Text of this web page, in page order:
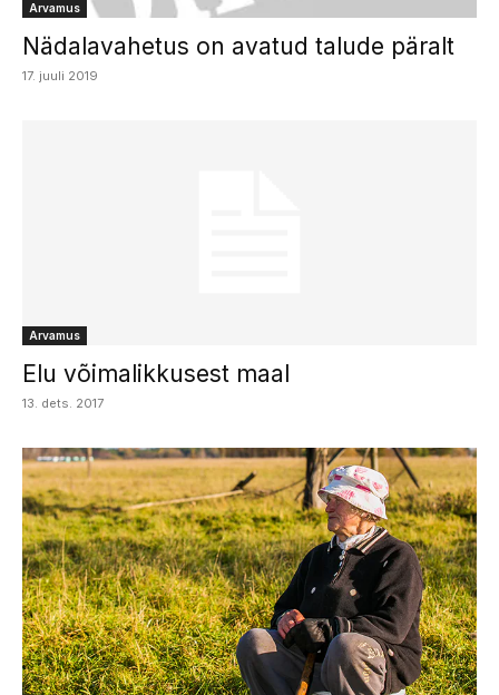
Arvamus
Nädalavahetus on avatud talude päralt
17. juuli 2019
Arvamus
Elu võimalikkusest maal
13. dets. 2017